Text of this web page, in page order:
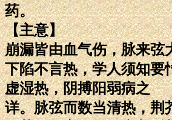
药。
【主意】
崩漏皆由血气伤，脉来弦
下陷不言热，学人须知要
虚湿热，阴搏阳弱病之
详。脉弦而数当清热，荆